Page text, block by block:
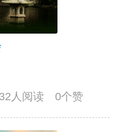
人阅读 0个赞